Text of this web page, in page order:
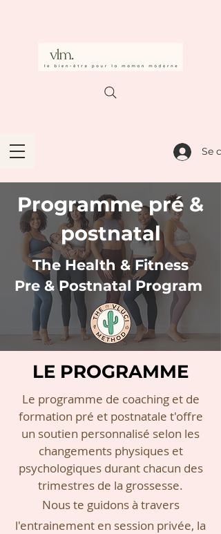
Se
Programme pré &
postnatal
The Health & Fitness
Pre & Postnatal Program
LE PROGRAMME
Le programme de coaching et de
formation pré et postnatale t'offre
un soutien personnalisé selon les
changements physiques et
psychologiques durant chacun des
trimestres de la grossesse.
Nous te guidons à travers
l'entrainement en session privée, la